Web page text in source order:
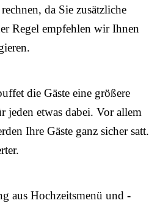
da Sie zusätzliche
Regel empfehlen wir Ihnen
die Gäste eine größere
jeden etwas dabei. Vor allem
Ihre Gäste ganz sicher satt.
aus Hochzeitsmenü und -